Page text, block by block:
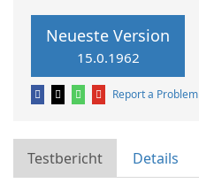
Neueste Version
15.0.1962
Report a Problem
Testbericht Details